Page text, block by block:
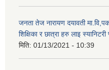
जनता तेज नारायण दयावती
शिक्षिका र छात्रा हरु लाइ
मिति: 01/13/2021 - 10:39